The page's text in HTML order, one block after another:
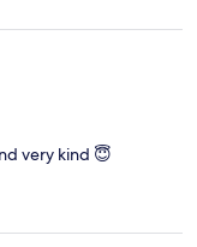
very kind 😇